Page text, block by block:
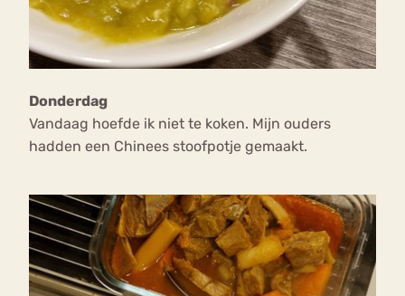
Donderdag
Vandaag hoefde ik niet te koken. Mijn ouders
hadden een Chinees stoofpotje gemaakt.